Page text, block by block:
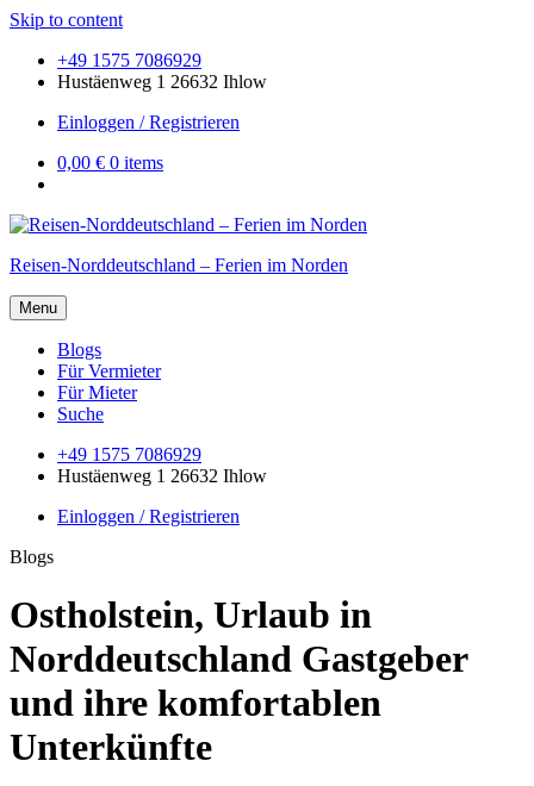
Skip to content
+49 1575 7086929
Hustäenweg 1 26632 Ihlow
Einloggen / Registrieren
0,00 € 0 items
Reisen-Norddeutschland – Ferien im Norden
Menu
Blogs
Für Vermieter
Für Mieter
Suche
+49 1575 7086929
Hustäenweg 1 26632 Ihlow
Einloggen / Registrieren
Blogs
Ostholstein, Urlaub in
Norddeutschland Gastgeber
und ihre komfortablen
Unterkünfte